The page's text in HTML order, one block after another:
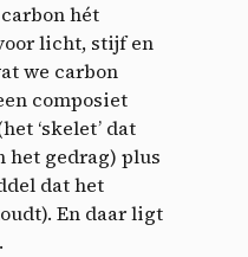
hét
licht, stijf en
we carbon
composiet
‘skelet’ dat
het gedrag) plus
dat het
En daar ligt